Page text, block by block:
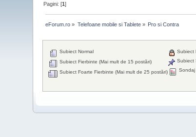
Pagini: [1]
eForum.ro » Telefoane mobile si Tablete» Pro si Contra
Subiect Normal
Subiect Fierbinte (Mai mult de 15 postări)
Subiect Foarte Fierbinte (Mai mult de 25 postări)
Subiect
Subiect
Sondaj